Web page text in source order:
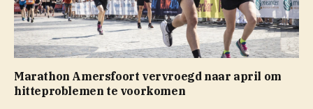
Marathon Amersfoort vervroegd naar april om
hitteproblemen te voorkomen